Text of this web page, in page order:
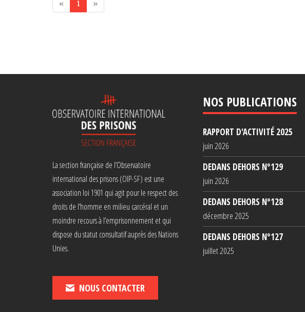
« 1 »
La section française de l’Observatoire
international des prisons (OIP-SF) est une
association loi 1901 qui agit pour le respect des
droits de l’homme en milieu carcéral et un
moindre recours à l’emprisonnement et qui
dispose du statut consultatif auprès des Nations
Unies.
NOUS CONTACTER
NOS PUBLICATIONS
RAPPORT D'ACTIVITÉ 2025
juin 2026
DEDANS DEHORS N°129
juin 2026
DEDANS DEHORS N°128
décembre 2025
DEDANS DEHORS N°127
juillet 2025